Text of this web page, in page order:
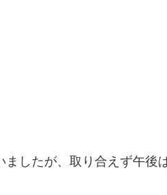
したが、取り合えず午後